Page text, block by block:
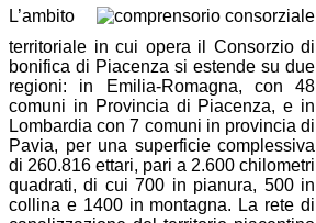
L’ambito
territoriale in cui opera il Consorzio di
bonifica di Piacenza si estende su due
regioni: in Emilia-Romagna, con 48
comuni in Provincia di Piacenza, e in
Lombardia con 7 comuni in provincia di
Pavia, per una superficie complessiva
di 260.816 ettari, pari a 2.600 chilometri
quadrati, di cui 700 in pianura, 500 in
collina e 1400 in montagna. La rete di